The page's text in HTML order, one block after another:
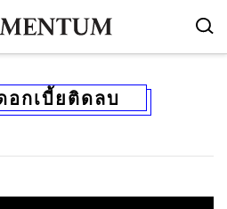
อกเบี้ยติดลบ